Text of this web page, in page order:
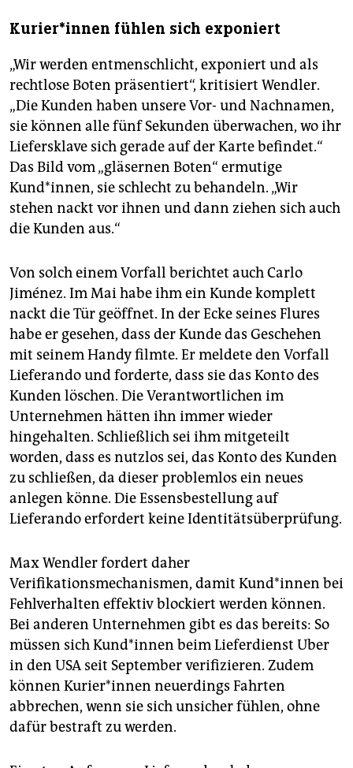
Ku­rie­r*in­nen fühlen sich exponiert
„Wir werden entmenschlicht, exponiert und als
rechtlose Boten präsentiert“, kritisiert Wendler.
„Die Kunden haben unsere Vor- und Nachnamen,
sie können alle fünf Sekunden überwachen, wo ihr
Liefersklave sich gerade auf der Karte befindet.“
Das Bild vom „gläsernen Boten“ ermutige
Kund*innen, sie schlecht zu behandeln. „Wir
stehen nackt vor ihnen und dann ziehen sich auch
die Kunden aus.“
Von solch einem Vorfall berichtet auch Carlo
Jiménez. Im Mai habe ihm ein Kunde komplett
nackt die Tür geöffnet. In der Ecke seines Flures
habe er gesehen, dass der Kunde das Geschehen
mit seinem Handy filmte. Er meldete den Vorfall
Lieferando und forderte, dass sie das Konto des
Kunden löschen. Die Verantwortlichen im
Unternehmen hätten ihn immer wieder
hingehalten. Schließlich sei ihm mitgeteilt
worden, dass es nutzlos sei, das Konto des Kunden
zu schließen, da dieser problemlos ein neues
anlegen könne. Die Essensbestellung auf
Lieferando erfordert keine Identitätsüberprüfung.
Max Wendler fordert daher
Verifikationsmechanismen, damit Kun­d*in­nen bei
Fehlverhalten effektiv blockiert werden können.
Bei anderen Unternehmen gibt es das bereits: So
müssen sich Kun­d*in­nen beim Lieferdienst Uber
in den USA seit September verifizieren. Zudem
können Ku­rie­r*in­nen neuerdings Fahrten
abbrechen, wenn sie sich unsicher fühlen, ohne
dafür bestraft zu werden.